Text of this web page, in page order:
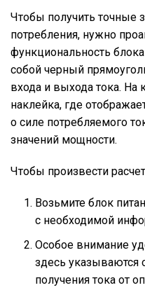
Чтобы получить точные
потребления, нужно
функциональность
собой черный
входа и выхода тока. На
наклейка, где
о силе потребляемого
значений мощности.
Чтобы произвести
Возьмите блок
с необходимой
Особое внимание
здесь указываются
получения тока от